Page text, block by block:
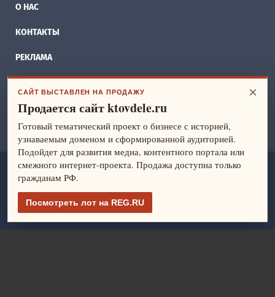
О НАС
КОНТАКТЫ
РЕКЛАМА
СПРАВОЧНИК
ФРАНШИЗЫ
ktovdele.ru — идеи и ведение бизнеса. Все права защищены.
Политика конфиденциальности
×
САЙТ ВЫСТАВЛЕН НА ПРОДАЖУ
Продается сайт ktovdele.ru
Готовый тематический проект о бизнесе с историей,
узнаваемым доменом и сформированной аудиторией.
Подойдет для развития медиа, контентного портала или
смежного интернет-проекта. Продажа доступна только
гражданам РФ.
Посмотреть лот на REG.RU